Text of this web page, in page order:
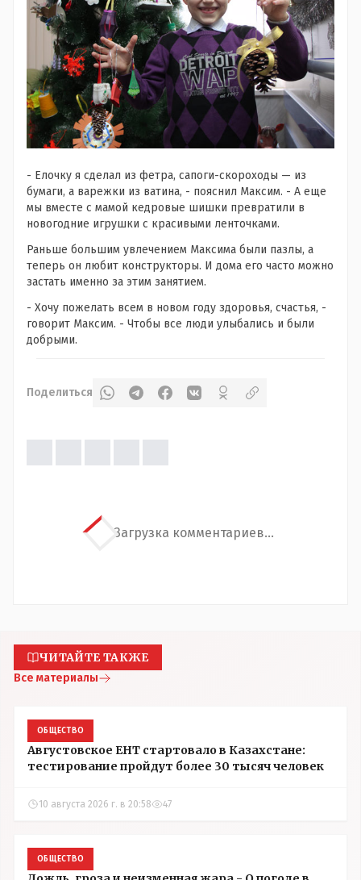
- Елочку я сделал из фетра, сапоги-скороходы — из
бумаги, а варежки из ватина, - пояснил Максим. - А еще
мы вместе с мамой кедровые шишки превратили в
новогодние игрушки с красивыми ленточками.
Раньше большим увлечением Максима были пазлы, а
теперь он любит конструкторы. И дома его часто можно
застать именно за этим занятием.
- Хочу пожелать всем в новом году здоровья, счастья, -
говорит Максим. - Чтобы все люди улыбались и были
добрыми.
Поделиться
Загрузка комментариев...
ЧИТАЙТЕ ТАКЖЕ
Все материалы
ОБЩЕСТВО
Августовское ЕНТ стартовало в Казахстане:
тестирование пройдут более 30 тысяч человек
10 августа 2026 г. в 20:58 47
ОБЩЕСТВО